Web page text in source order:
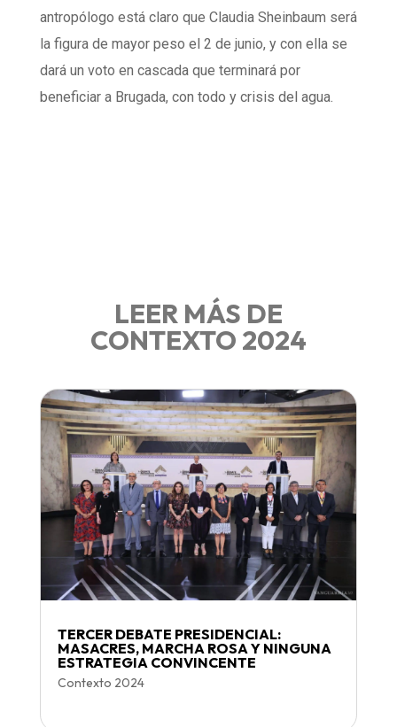
antropólogo está claro que Claudia Sheinbaum será
la figura de mayor peso el 2 de junio, y con ella se
dará un voto en cascada que terminará por
beneficiar a Brugada, con todo y crisis del agua.
LEER MÁS DE
CONTEXTO 2024
TERCER DEBATE PRESIDENCIAL:
MASACRES, MARCHA ROSA Y NINGUNA
ESTRATEGIA CONVINCENTE
Contexto 2024